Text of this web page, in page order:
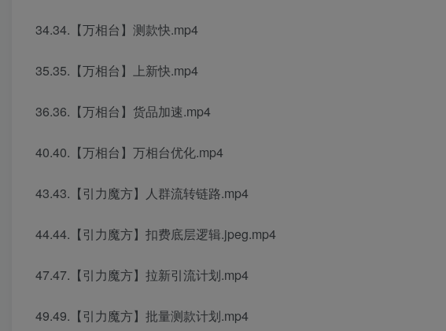
34.34.【万相台】测款快.mp4
35.35.【万相台】上新快.mp4
36.36.【万相台】货品加速.mp4
40.40.【万相台】万相台优化.mp4
43.43.【引力魔方】人群流转链路.mp4
44.44.【引力魔方】扣费底层逻辑.jpeg.mp4
47.47.【引力魔方】拉新引流计划.mp4
49.49.【引力魔方】批量测款计划.mp4